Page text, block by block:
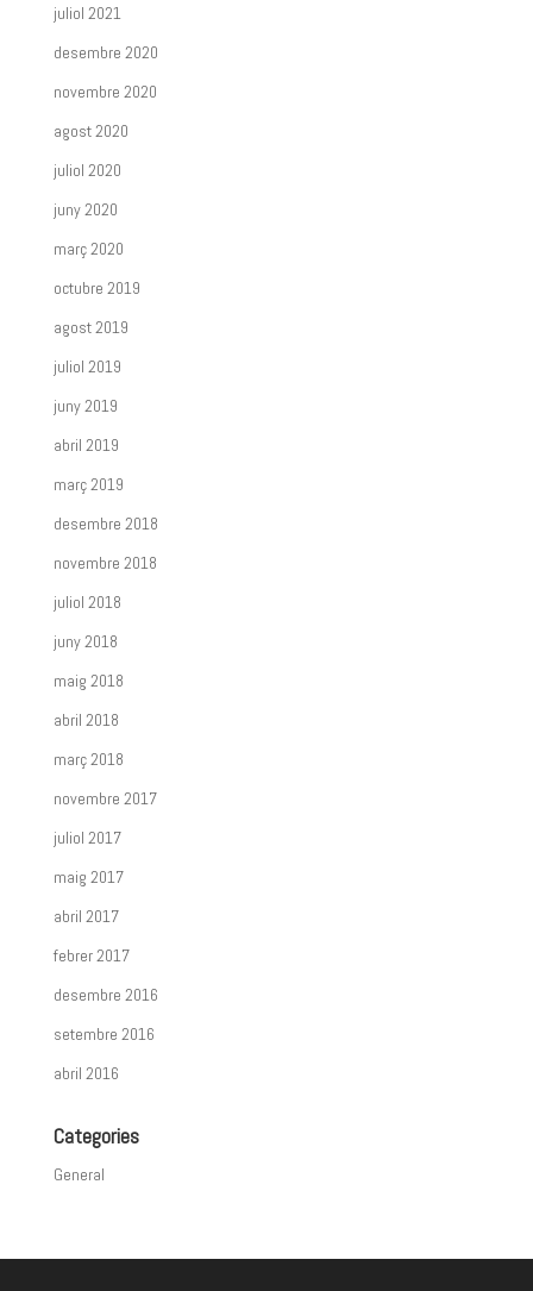
juliol 2021
desembre 2020
novembre 2020
agost 2020
juliol 2020
juny 2020
març 2020
octubre 2019
agost 2019
juliol 2019
juny 2019
abril 2019
març 2019
desembre 2018
novembre 2018
juliol 2018
juny 2018
maig 2018
abril 2018
març 2018
novembre 2017
juliol 2017
maig 2017
abril 2017
febrer 2017
desembre 2016
setembre 2016
abril 2016
Categories
General